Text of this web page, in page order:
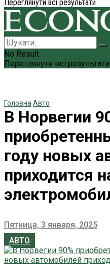
Переглянути всі результати
No Result
Переглянути всі результати
Головна Авто
В Норвегии
году новых
приходится
Пятница, 3 января, 2025
АВТО